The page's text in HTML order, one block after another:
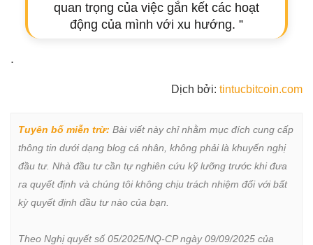
quan trọng của việc gắn kết các hoạt
động của mình với xu hướng. ”
.
Dịch bởi: tintucbitcoin.com
Tuyên bố miễn trừ: Bài viết này chỉ nhằm mục đích cung cấp
thông tin dưới dạng blog cá nhân, không phải là khuyến nghị
đầu tư. Nhà đầu tư cần tự nghiên cứu kỹ lưỡng trước khi đưa
ra quyết định và chúng tôi không chịu trách nhiệm đối với bất
kỳ quyết định đầu tư nào của bạn.
Theo Nghị quyết số 05/2025/NQ-CP ngày 09/09/2025 của